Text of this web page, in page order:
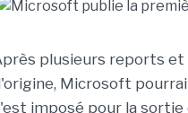
plusieurs reports et
Microsoft
imposé pour la sortie